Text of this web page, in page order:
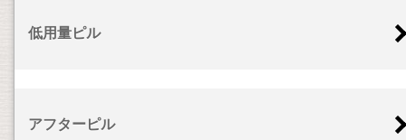
低用量ピル
アフターピル